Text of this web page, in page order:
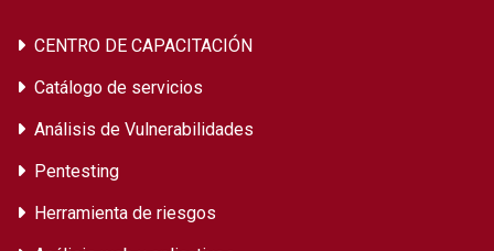
CENTRO DE CAPACITACIÓN
Catálogo de servicios
Análisis de Vulnerabilidades
Pentesting
Herramienta de riesgos